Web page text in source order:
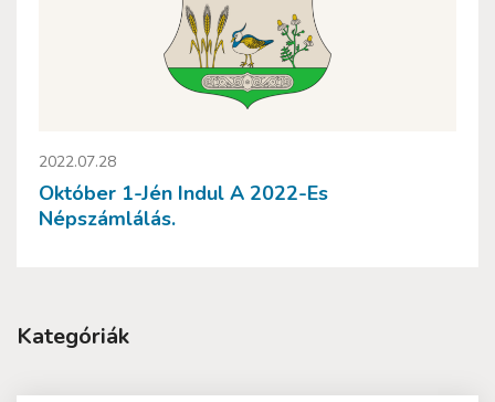
2022.07.28
Október 1-Jén Indul A 2022-Es
Népszámlálás.
Kategóriák